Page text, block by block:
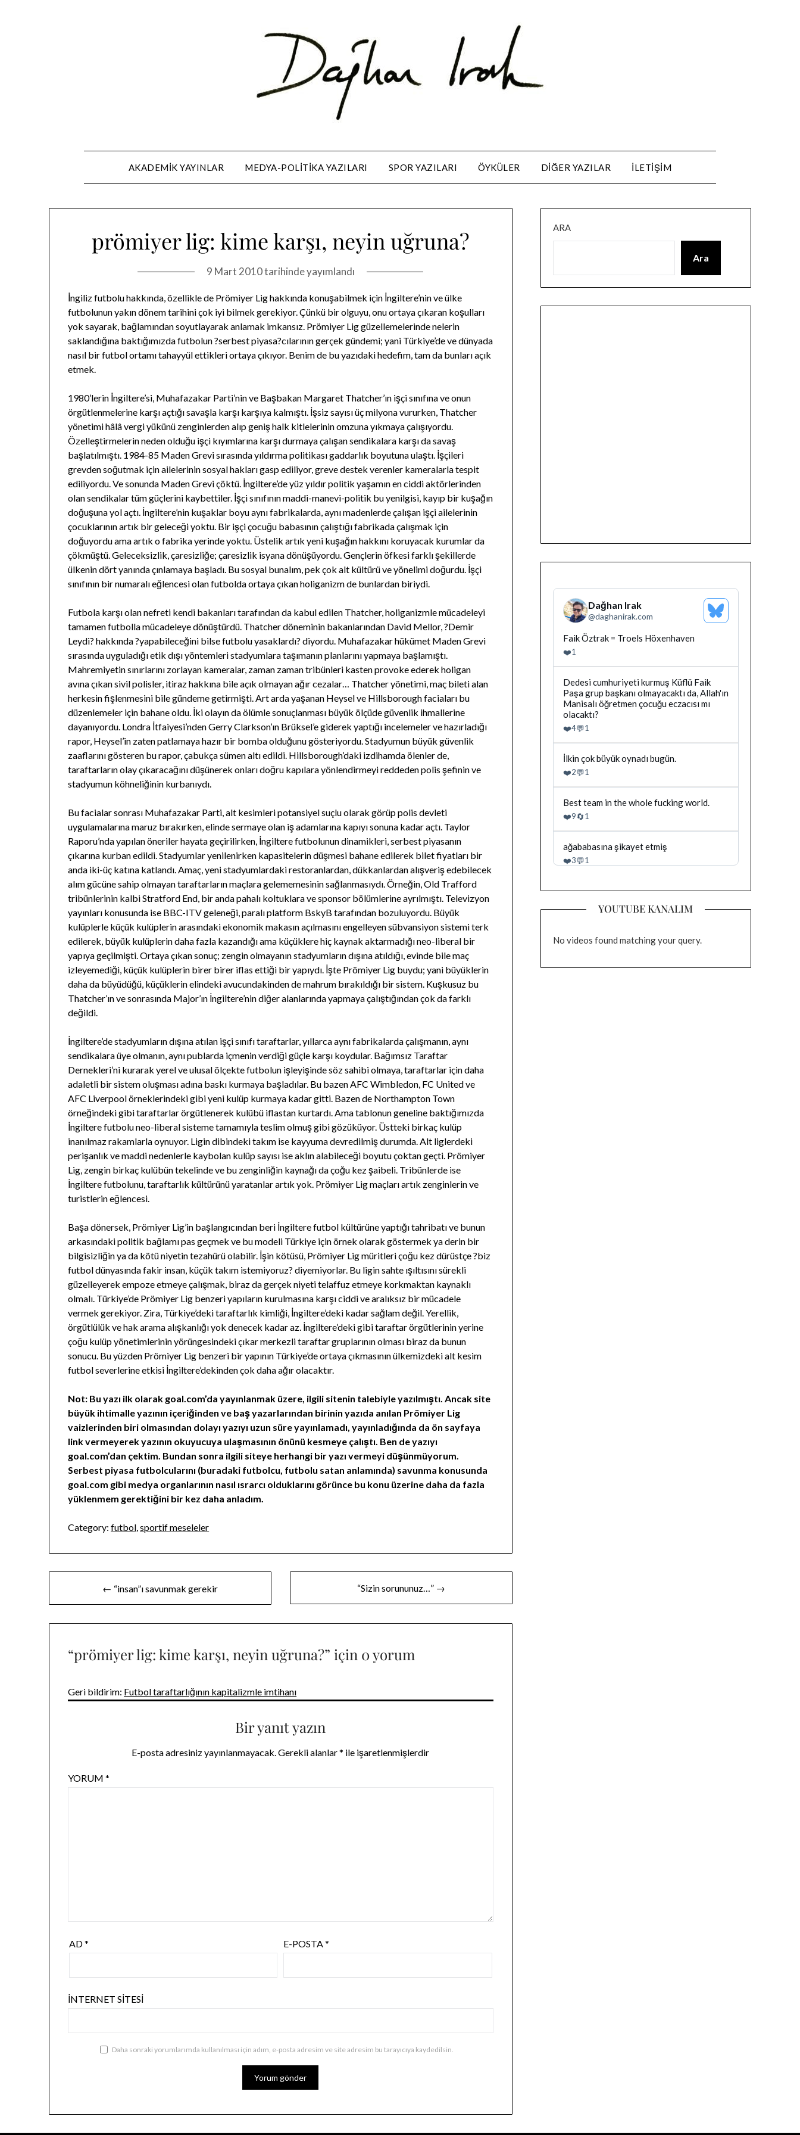
AKADEMIK YAYINLAR MEDYA-POLITIKA YAZILARI SPOR YAZILARI ÖYKÜLER DIĞER YAZILAR ILETIŞIM
prömiyer lig: kime karşı, neyin uğruna?
9 Mart 2010tarihinde yayımlandı
İngiliz futbolu hakkında, özellikle de Prömiyer Lig hakkında konuşabilmek için İngiltere’nin ve ülke
futbolunun yakın dönem tarihini çok iyi bilmek gerekiyor. Çünkü bir olguyu, onu ortaya çıkaran koşulları
yok sayarak, bağlamından soyutlayarak anlamak imkansız. Prömiyer Lig güzellemelerinde nelerin
saklandığına baktığımızda futbolun ?serbest piyasa?cılarının gerçek gündemi; yani Türkiye’de ve dünyada
nasıl bir futbol ortamı tahayyül ettikleri ortaya çıkıyor. Benim de bu yazıdaki hedefim, tam da bunları açık
etmek.
1980’lerin İngiltere’si, Muhafazakar Parti’nin ve Başbakan Margaret Thatcher’ın işçi sınıfına ve onun
örgütlenmelerine karşı açtığı savaşla karşı karşıya kalmıştı. İşsiz sayısı üç milyona vururken, Thatcher
yönetimi hâlâ vergi yükünü zenginlerden alıp geniş halk kitlelerinin omzuna yıkmaya çalışıyordu.
Özelleştirmelerin neden olduğu işçi kıyımlarına karşı durmaya çalışan sendikalara karşı da savaş
başlatılmıştı. 1984-85 Maden Grevi sırasında yıldırma politikası gaddarlık boyutuna ulaştı. İşçileri
grevden soğutmak için ailelerinin sosyal hakları gasp ediliyor, greve destek verenler kameralarla tespit
ediliyordu. Ve sonunda Maden Grevi çöktü. İngiltere’de yüz yıldır politik yaşamın en ciddi aktörlerinden
olan sendikalar tüm güçlerini kaybettiler. İşçi sınıfının maddi-manevi-politik bu yenilgisi, kayıp bir kuşağın
doğuşuna yol açtı. İngiltere’nin kuşaklar boyu aynı fabrikalarda, aynı madenlerde çalışan işçi ailelerinin
çocuklarının artık bir geleceği yoktu. Bir işçi çocuğu babasının çalıştığı fabrikada çalışmak için
doğuyordu ama artık o fabrika yerinde yoktu. Üstelik artık yeni kuşağın hakkını koruyacak kurumlar da
çökmüştü. Geleceksizlik, çaresizliğe; çaresizlik isyana dönüşüyordu. Gençlerin öfkesi farklı şekillerde
ülkenin dört yanında çınlamaya başladı. Bu sosyal bunalım, pek çok alt kültürü ve yönelimi doğurdu. İşçi
sınıfının bir numaralı eğlencesi olan futbolda ortaya çıkan holiganizm de bunlardan biriydi.
Futbola karşı olan nefreti kendi bakanları tarafından da kabul edilen Thatcher, holiganizmle mücadeleyi
tamamen futbolla mücadeleye dönüştürdü. Thatcher döneminin bakanlarından David Mellor, ?Demir
Leydi? hakkında ?yapabileceğini bilse futbolu yasaklardı? diyordu. Muhafazakar hükümet Maden Grevi
sırasında uyguladığı etik dışı yöntemleri stadyumlara taşımanın planlarını yapmaya başlamıştı.
Mahremiyetin sınırlarını zorlayan kameralar, zaman zaman tribünleri kasten provoke ederek holigan
avına çıkan sivil polisler, itiraz hakkına bile açık olmayan ağır cezalar… Thatcher yönetimi, maç bileti alan
herkesin fişlenmesini bile gündeme getirmişti. Art arda yaşanan Heysel ve Hillsborough faciaları bu
düzenlemeler için bahane oldu. İki olayın da ölümle sonuçlanması büyük ölçüde güvenlik ihmallerine
dayanıyordu. Londra İtfaiyesi’nden Gerry Clarkson’ın Brüksel’e giderek yaptığı incelemeler ve hazırladığı
rapor, Heysel’in zaten patlamaya hazır bir bomba olduğunu gösteriyordu. Stadyumun büyük güvenlik
zaaflarını gösteren bu rapor, çabukça sümen altı edildi. Hillsborough’daki izdihamda ölenler de,
taraftarların olay çıkaracağını düşünerek onları doğru kapılara yönlendirmeyi reddeden polis şefinin ve
stadyumun köhneliğinin kurbanıydı.
Bu facialar sonrası Muhafazakar Parti, alt kesimleri potansiyel suçlu olarak görüp polis devleti
uygulamalarına maruz bırakırken, elinde sermaye olan iş adamlarına kapıyı sonuna kadar açtı. Taylor
Raporu’nda yapılan öneriler hayata geçirilirken, İngiltere futbolunun dinamikleri, serbest piyasanın
çıkarına kurban edildi. Stadyumlar yenilenirken kapasitelerin düşmesi bahane edilerek bilet fiyatları bir
anda iki-üç katına katlandı. Amaç, yeni stadyumlardaki restoranlardan, dükkanlardan alışveriş edebilecek
alım gücüne sahip olmayan taraftarların maçlara gelememesinin sağlanmasıydı. Örneğin, Old Trafford
tribünlerinin kalbi Stratford End, bir anda pahalı koltuklara ve sponsor bölümlerine ayrılmıştı. Televizyon
yayınları konusunda ise BBC-ITV geleneği, paralı platform BskyB tarafından bozuluyordu. Büyük
kulüplerle küçük kulüplerin arasındaki ekonomik makasın açılmasını engelleyen sübvansiyon sistemi terk
edilerek, büyük kulüplerin daha fazla kazandığı ama küçüklere hiç kaynak aktarmadığı neo-liberal bir
yapıya geçilmişti. Ortaya çıkan sonuç; zengin olmayanın stadyumların dışına atıldığı, evinde bile maç
izleyemediği, küçük kulüplerin birer birer iflas ettiği bir yapıydı. İşte Prömiyer Lig buydu; yani büyüklerin
daha da büyüdüğü, küçüklerin elindeki avucundakinden de mahrum bırakıldığı bir sistem. Kuşkusuz bu
Thatcher’ın ve sonrasında Major’ın İngiltere’nin diğer alanlarında yapmaya çalıştığından çok da farklı
değildi.
İngiltere’de stadyumların dışına atılan işçi sınıfı taraftarlar, yıllarca aynı fabrikalarda çalışmanın, aynı
sendikalara üye olmanın, aynı publarda içmenin verdiği güçle karşı koydular. Bağımsız Taraftar
Dernekleri’ni kurarak yerel ve ulusal ölçekte futbolun işleyişinde söz sahibi olmaya, taraftarlar için daha
adaletli bir sistem oluşması adına baskı kurmaya başladılar. Bu bazen AFC Wimbledon, FC United ve
AFC Liverpool örneklerindeki gibi yeni kulüp kurmaya kadar gitti. Bazen de Northampton Town
örneğindeki gibi taraftarlar örgütlenerek kulübü iflastan kurtardı. Ama tablonun geneline baktığımızda
İngiltere futbolu neo-liberal sisteme tamamıyla teslim olmuş gibi gözüküyor. Üstteki birkaç kulüp
inanılmaz rakamlarla oynuyor. Ligin dibindeki takım ise kayyuma devredilmiş durumda. Alt liglerdeki
perişanlık ve maddi nedenlerle kaybolan kulüp sayısı ise aklın alabileceği boyutu çoktan geçti. Prömiyer
Lig, zengin birkaç kulübün tekelinde ve bu zenginliğin kaynağı da çoğu kez şaibeli. Tribünlerde ise
İngiltere futbolunu, taraftarlık kültürünü yaratanlar artık yok. Prömiyer Lig maçları artık zenginlerin ve
turistlerin eğlencesi.
Başa dönersek, Prömiyer Lig’in başlangıcından beri İngiltere futbol kültürüne yaptığı tahribatı ve bunun
arkasındaki politik bağlamı pas geçmek ve bu modeli Türkiye için örnek olarak göstermek ya derin bir
bilgisizliğin ya da kötü niyetin tezahürü olabilir. İşin kötüsü, Prömiyer Lig müritleri çoğu kez dürüstçe ?biz
futbol dünyasında fakir insan, küçük takım istemiyoruz? diyemiyorlar. Bu ligin sahte ışıltısını sürekli
güzelleyerek empoze etmeye çalışmak, biraz da gerçek niyeti telaffuz etmeye korkmaktan kaynaklı
olmalı. Türkiye’de Prömiyer Lig benzeri yapıların kurulmasına karşı ciddi ve aralıksız bir mücadele
vermek gerekiyor. Zira, Türkiye’deki taraftarlık kimliği, İngiltere’deki kadar sağlam değil. Yerellik,
örgütlülük ve hak arama alışkanlığı yok denecek kadar az. İngiltere’deki gibi taraftar örgütlerinin yerine
çoğu kulüp yönetimlerinin yörüngesindeki çıkar merkezli taraftar gruplarının olması biraz da bunun
sonucu. Bu yüzden Prömiyer Lig benzeri bir yapının Türkiye’de ortaya çıkmasının ülkemizdeki alt kesim
futbol severlerine etkisi İngiltere’dekinden çok daha ağır olacaktır.
Not: Bu yazı ilk olarak goal.com’da yayınlanmak üzere, ilgili sitenin talebiyle yazılmıştı. Ancak site
büyük ihtimalle yazının içeriğinden ve baş yazarlarından birinin yazıda anılan Prömiyer Lig
vaizlerinden biri olmasından dolayı yazıyı uzun süre yayınlamadı, yayınladığında da ön sayfaya
link vermeyerek yazının okuyucuya ulaşmasının önünü kesmeye çalıştı. Ben de yazıyı
goal.com’dan çektim. Bundan sonra ilgili siteye herhangi bir yazı vermeyi düşünmüyorum.
Serbest piyasa futbolcularını (buradaki futbolcu, futbolu satan anlamında) savunma konusunda
goal.com gibi medya organlarının nasıl ısrarcı olduklarını görünce bu konu üzerine daha da fazla
yüklenmem gerektiğini bir kez daha anladım.
Category: futbol,sportif meseleler
gezinmesi
← “insan”ı savunmak gerekir “Sizin sorununuz…” →
“prömiyer lig: kime karşı, neyin uğruna?” için 0 yorum
Geri bildirim: Futbol taraftarlığının kapitalizmle imtihanı
Bir yanıt yazın
E-posta adresiniz yayınlanmayacak. Gerekli alanlar* ile işaretlenmişlerdir
YORUM*
AD* E-POSTA*
İNTERNET SITESI
Daha sonraki yorumlarımda kullanılması için adım, e-posta adresim ve site adresim bu tarayıcıya kaydedilsin.
ARA
Ara
Dağhan Irak
@daghanirak.com
Bluesky
Profilini
Bluesky'da
Dağhan
Irak
tarafindan
yazilan
gonderiyi
goruntule
Faik Öztrak = Troels Höxenhaven
❤️1
Bluesky'da
Dağhan
Irak
tarafindan
yazilan
gonderiyi
goruntule
Dedesi cumhuriyeti kurmuş Küflü Faik
Paşa grup başkanı olmayacaktı da, Allah'ın
Manisalı öğretmen çocuğu eczacısı mı
olacaktı?
❤️4💬1
Bluesky'da
Dağhan
Irak
tarafindan
yazilan
gonderiyi
goruntule
İlkin çok büyük oynadı bugün.
❤️2💬1
Bluesky'da
Dağhan
Irak
tarafindan
yazilan
gonderiyi
goruntule
Best team in the whole fucking world.
❤️9🔄1
Bluesky'da
Dağhan
Irak
yazilan
goruntule
ağababasına şikayet etmiş
❤️3💬1
YOUTUBE KANALIM
No videos found matching your query.